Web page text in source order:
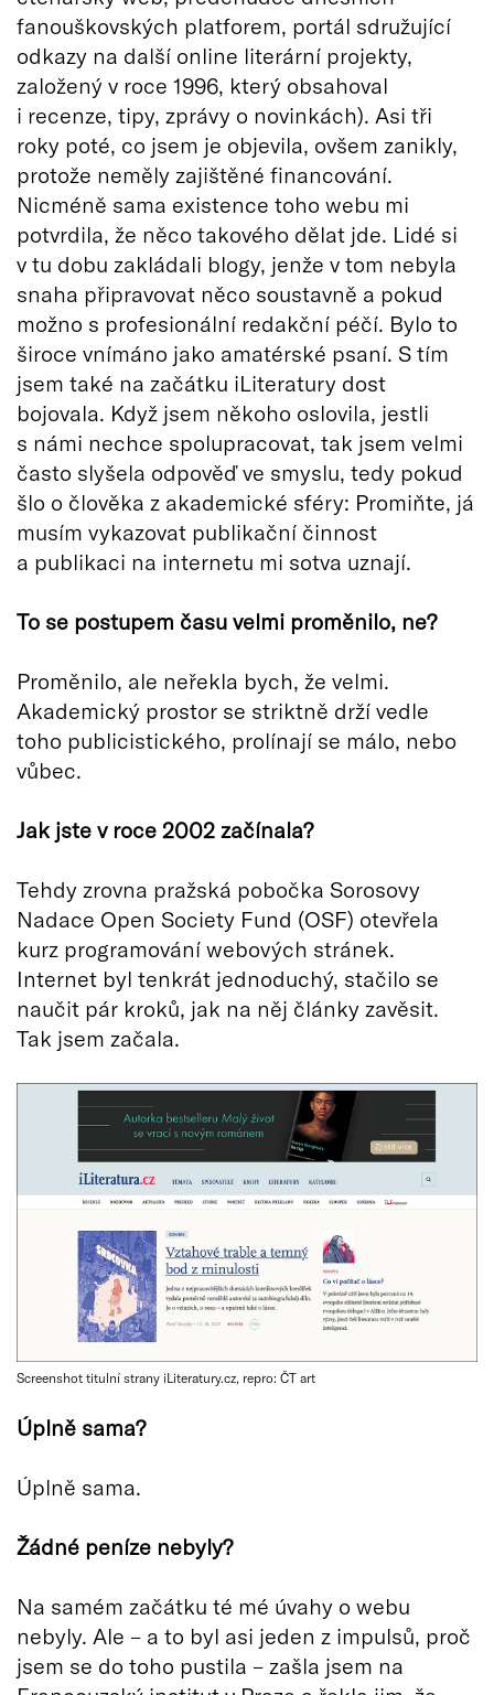
fanouškovských platforem, portál sdružující
odkazy na další online literární projekty,
založený v roce 1996, který obsahoval
i recenze, tipy, zprávy o novinkách). Asi tři
roky poté, co jsem je objevila, ovšem zanikly,
protože neměly zajištěné financování.
Nicméně sama existence toho webu mi
potvrdila, že něco takového dělat jde. Lidé si
v tu dobu zakládali blogy, jenže v tom nebyla
snaha připravovat něco soustavně a pokud
možno s profesionální redakční péčí. Bylo to
široce vnímáno jako amatérské psaní. S tím
jsem také na začátku iLiteratury dost
bojovala. Když jsem někoho oslovila, jestli
s námi nechce spolupracovat, tak jsem velmi
často slyšela odpověď ve smyslu, tedy pokud
šlo o člověka z akademické sféry: Promiňte, já
musím vykazovat publikační činnost
a publikaci na internetu mi sotva uznají.
To se postupem času velmi proměnilo, ne?
Proměnilo, ale neřekla bych, že velmi.
Akademický prostor se striktně drží vedle
toho publicistického, prolínají se málo, nebo
vůbec.
Jak jste v roce 2002 začínala?
Tehdy zrovna pražská pobočka Sorosovy
Nadace Open Society Fund (OSF) otevřela
kurz programování webových stránek.
Internet byl tenkrát jednoduchý, stačilo se
naučit pár kroků, jak na něj články zavěsit.
Tak jsem začala.
Screenshot titulní strany iLiteratury.cz, repro: ČT art
Úplně sama?
Úplně sama.
Žádné peníze nebyly?
Na samém začátku té mé úvahy o webu
nebyly. Ale – a to byl asi jeden z impulsů, proč
jsem se do toho pustila – zašla jsem na